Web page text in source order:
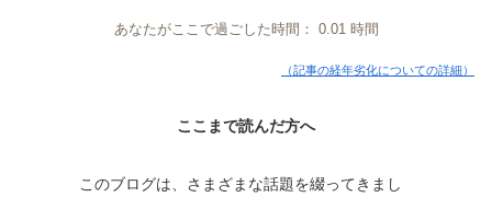
あなたがここで過ごした時間： 0.01時間
（記事の経年劣化についての詳細）
ここまで読んだ方へ
このブログは、さまざまな話題を綴ってきまし